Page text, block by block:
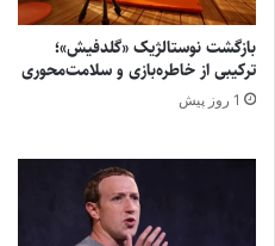
بازگشت نوستالژیک «گلدفیش»؛
ترکیبی از خاطره‌بازی و سلامت‌محوری
1 روز پیش